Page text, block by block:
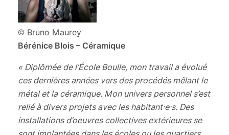
© Bruno Maurey
Bérénice Blois – Céramique
« Diplômée de l’École Boulle, mon travail a évolué
ces dernières années vers des procédés mêlant le
métal et la céramique. Mon univers personnel s’est
relié à divers projets avec les habitant·e·s. Des
installations d’oeuvres collectives extérieures se